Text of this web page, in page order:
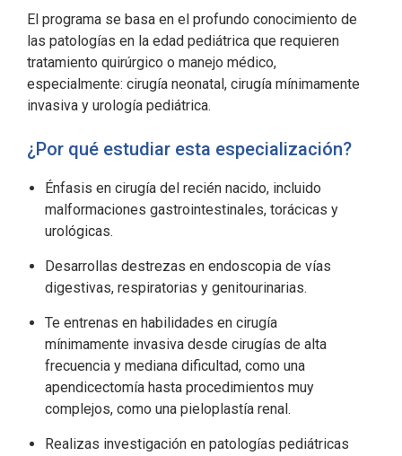
El programa se basa en el profundo conocimiento de
las patologías en la edad pediátrica que requieren
tratamiento quirúrgico o manejo médico,
especialmente: cirugía neonatal, cirugía mínimamente
invasiva y urología pediátrica.
¿Por qué estudiar esta especialización?
Énfasis en cirugía del recién nacido, incluido
malformaciones gastrointestinales, torácicas y
urológicas.
Desarrollas destrezas en endoscopia de vías
digestivas, respiratorias y genitourinarias.
Te entrenas en habilidades en cirugía
mínimamente invasiva desde cirugías de alta
frecuencia y mediana dificultad, como una
apendicectomía hasta procedimientos muy
complejos, como una pieloplastía renal.
Realizas investigación en patologías pediátricas